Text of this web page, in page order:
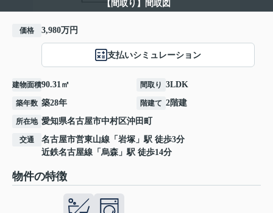
【間取り】間取図
価格 3,980万円
支払いシミュレーション
建物面積90.31㎡ 間取り 3LDK
築年数 築28年 階建て 2階建
所在地 愛知県名古屋市中村区沖田町
交通 名古屋市営東山線 「 岩塚 」駅 徒歩3分
近鉄名古屋線 「 烏森 」駅 徒歩14分
物件の特徴